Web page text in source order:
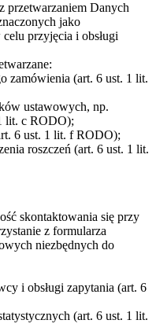
przetwarzaniem Danych
jako
przyjęcia i obsługi
zamówienia (art. 6 ust. 1 lit.
ustawowych, np.
lit. c RODO);
6 ust. 1 lit. f RODO);
roszczeń (art. 6 ust. 1 lit.
skontaktowania się przy
z formularza
niezbędnych do
i obsługi zapytania (art. 6
(art. 6 ust. 1 lit.